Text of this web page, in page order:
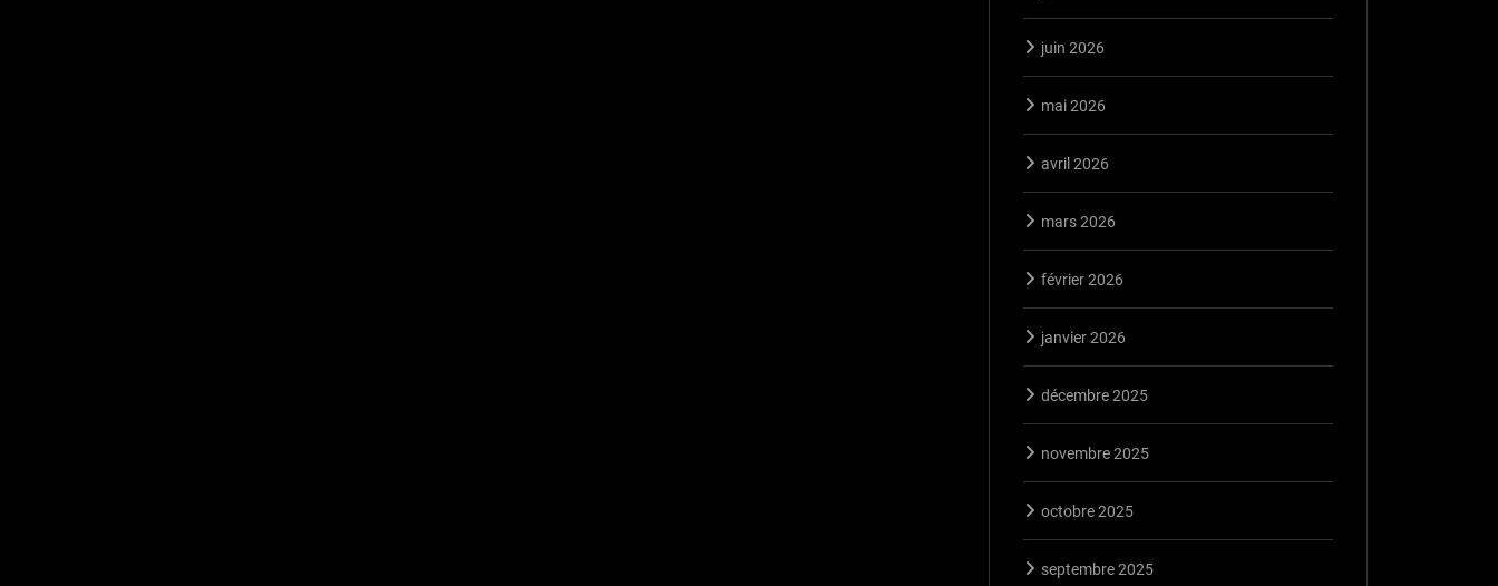
juin 2026
mai 2026
avril 2026
mars 2026
février 2026
janvier 2026
décembre 2025
novembre 2025
octobre 2025
septembre 2025